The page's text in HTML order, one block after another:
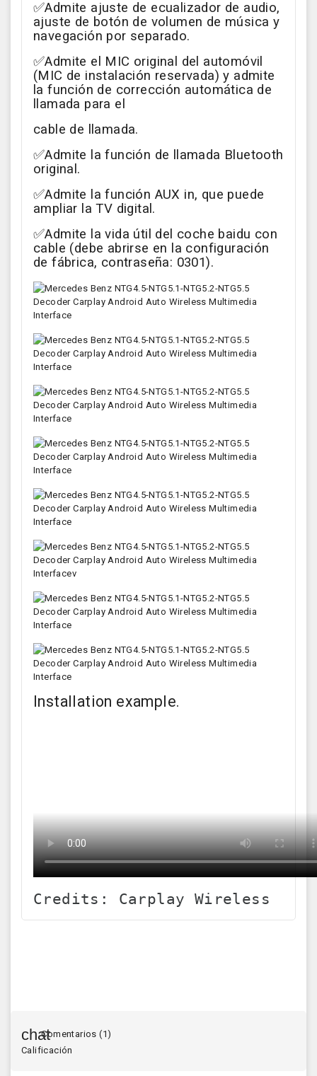
✅Admite ajuste de ecualizador de audio,
ajuste de botón de volumen de música y
navegación por separado.
✅Admite el MIC original del automóvil
(MIC de instalación reservada) y admite
la función de corrección automática de
llamada para el
cable de llamada.
✅Admite la función de llamada Bluetooth
original.
✅Admite la función AUX in, que puede
ampliar la TV digital.
✅Admite la vida útil del coche baidu con
cable (debe abrirse en la configuración
de fábrica, contraseña: 0301).
Installation example.
Credits: Carplay Wireless
Comentarios (1)
Calificación